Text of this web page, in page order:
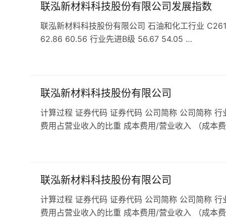
联泓新材料科技股份有限公司发展指数
联泓新材料科技股份有限公司 石油和化工行业
62.86 60.56 行业先进B级 56.67 54.05 …
联泓新材料科技股份有限公司
计算过程 证券代码 证券代码 公司简称 公司简称
费用占营业收入的比重 成本费用/营业收入 （成本
联泓新材料科技股份有限公司
计算过程 证券代码 证券代码 公司简称 公司简称
费用占营业收入的比重 成本费用/营业收入 （成本